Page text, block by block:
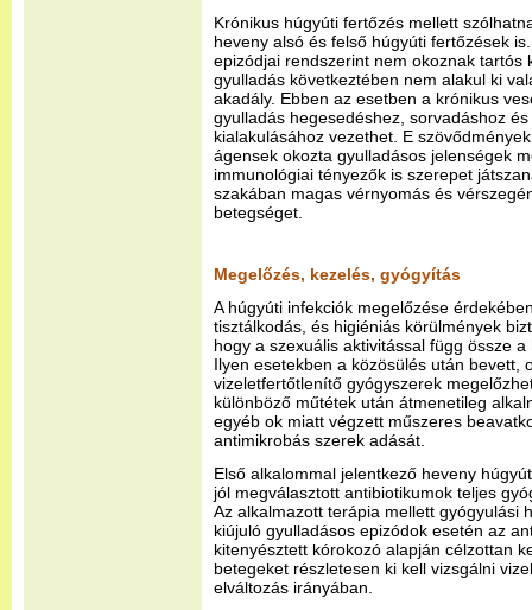
Krónikus húgyúti fertőzés mellett
heveny alsó és felső húgyúti fertőzések
epizódjai rendszerint nem okoznak tartós
gyulladás következtében nem alakul ki
akadály. Ebben az esetben a krónikus
gyulladás hegesedéshez, sorvadáshoz
kialakulásához vezethet. E
ágensek okozta gyulladásos jelenségek
immunológiai tényezők is szerepet
szakában magas vérnyomás és
betegséget.
Megelőzés, kezelés, gyógyítás
A húgyúti infekciók megelőzése
tisztálkodás, és higiéniás körülmények
hogy a szexuális aktivitással függ össze
Ilyen esetekben a közösülés után bevett,
vizeletfertőtlenítő gyógyszerek
különböző műtétek után átmenetileg
egyéb ok miatt végzett műszeres
antimikrobás szerek adását.
Első alkalommal jelentkező heveny
jól megválasztott antibiotikumok teljes
Az alkalmazott terápia mellett gyógyulási
kiújuló gyulladásos epizódok esetén az
kitenyésztett kórokozó alapján célzottan
betegeket részletesen ki kell vizsgálni
elváltozás irányában.